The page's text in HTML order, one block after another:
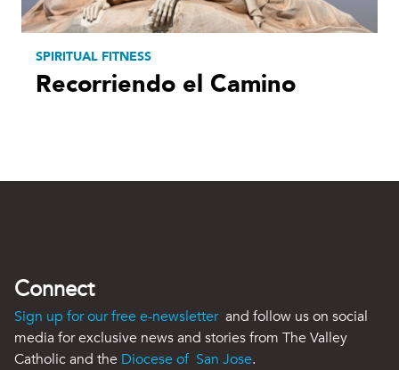
SPIRITUAL FITNESS
Recorriendo el Camino
Connect
Sign up for our free e-newsletter and follow us on social
media for exclusive news and stories from The Valley
Catholic and the Diocese of San Jose.